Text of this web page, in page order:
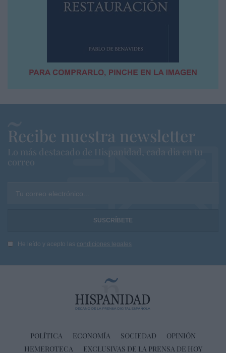
Recibe nuestra newsletter
Lo más destacado de Hispanidad, cada dia en tu
correo
Tu correo electrónico...
He leído y acepto las condiciones legales
POLÍTICA ECONOMÍA SOCIEDAD
OPINIÓN
HEMEROTECA
EXCLUSIVAS DE LA PRENSA DE HOY